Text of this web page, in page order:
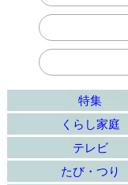
特集
くらし家庭
テレビ
たび・つり